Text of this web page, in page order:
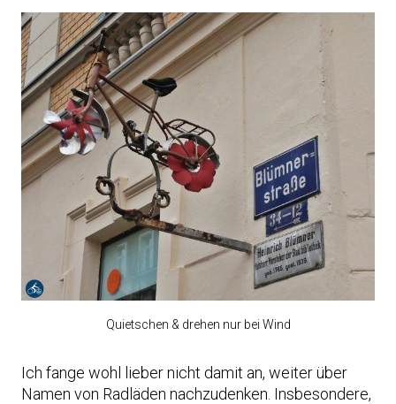
Quietschen & drehen nur bei Wind
Ich fange wohl lieber nicht damit an, weiter über
Namen von Radläden nachzudenken. Insbesondere,